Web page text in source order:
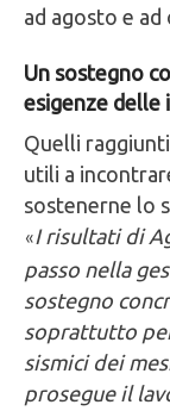
ad agosto e
Un sostegno
esigenze delle
Quelli
utili a
sostenerne lo
«I risultati di
passo nella
sostegno
soprattutto
sismici dei
prosegue il